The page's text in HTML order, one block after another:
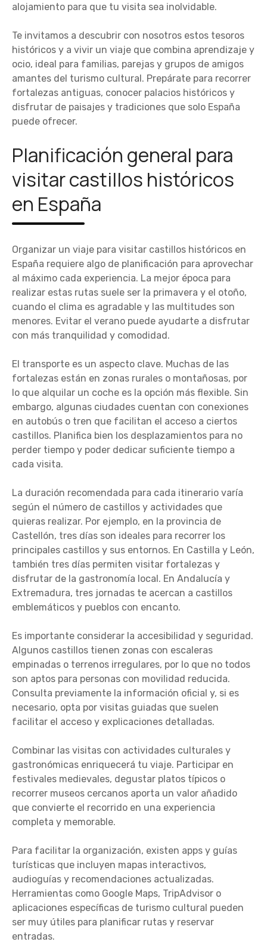
alojamiento para que tu visita sea inolvidable.
Te invitamos a descubrir con nosotros estos tesoros
históricos y a vivir un viaje que combina aprendizaje y
ocio, ideal para familias, parejas y grupos de amigos
amantes del turismo cultural. Prepárate para recorrer
fortalezas antiguas, conocer palacios históricos y
disfrutar de paisajes y tradiciones que solo España
puede ofrecer.
Planificación general para
visitar castillos históricos
en España
Organizar un viaje para visitar castillos históricos en
España requiere algo de planificación para aprovechar
al máximo cada experiencia. La mejor época para
realizar estas rutas suele ser la primavera y el otoño,
cuando el clima es agradable y las multitudes son
menores. Evitar el verano puede ayudarte a disfrutar
con más tranquilidad y comodidad.
El transporte es un aspecto clave. Muchas de las
fortalezas están en zonas rurales o montañosas, por
lo que alquilar un coche es la opción más flexible. Sin
embargo, algunas ciudades cuentan con conexiones
en autobús o tren que facilitan el acceso a ciertos
castillos. Planifica bien los desplazamientos para no
perder tiempo y poder dedicar suficiente tiempo a
cada visita.
La duración recomendada para cada itinerario varía
según el número de castillos y actividades que
quieras realizar. Por ejemplo, en la provincia de
Castellón, tres días son ideales para recorrer los
principales castillos y sus entornos. En Castilla y León,
también tres días permiten visitar fortalezas y
disfrutar de la gastronomía local. En Andalucía y
Extremadura, tres jornadas te acercan a castillos
emblemáticos y pueblos con encanto.
Es importante considerar la accesibilidad y seguridad.
Algunos castillos tienen zonas con escaleras
empinadas o terrenos irregulares, por lo que no todos
son aptos para personas con movilidad reducida.
Consulta previamente la información oficial y, si es
necesario, opta por visitas guiadas que suelen
facilitar el acceso y explicaciones detalladas.
Combinar las visitas con actividades culturales y
gastronómicas enriquecerá tu viaje. Participar en
festivales medievales, degustar platos típicos o
recorrer museos cercanos aporta un valor añadido
que convierte el recorrido en una experiencia
completa y memorable.
Para facilitar la organización, existen apps y guías
turísticas que incluyen mapas interactivos,
audioguías y recomendaciones actualizadas.
Herramientas como Google Maps, TripAdvisor o
aplicaciones específicas de turismo cultural pueden
ser muy útiles para planificar rutas y reservar
entradas.